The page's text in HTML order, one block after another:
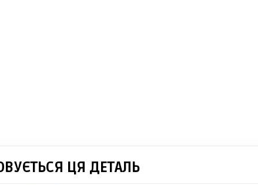
ЦЯ ДЕТАЛЬ